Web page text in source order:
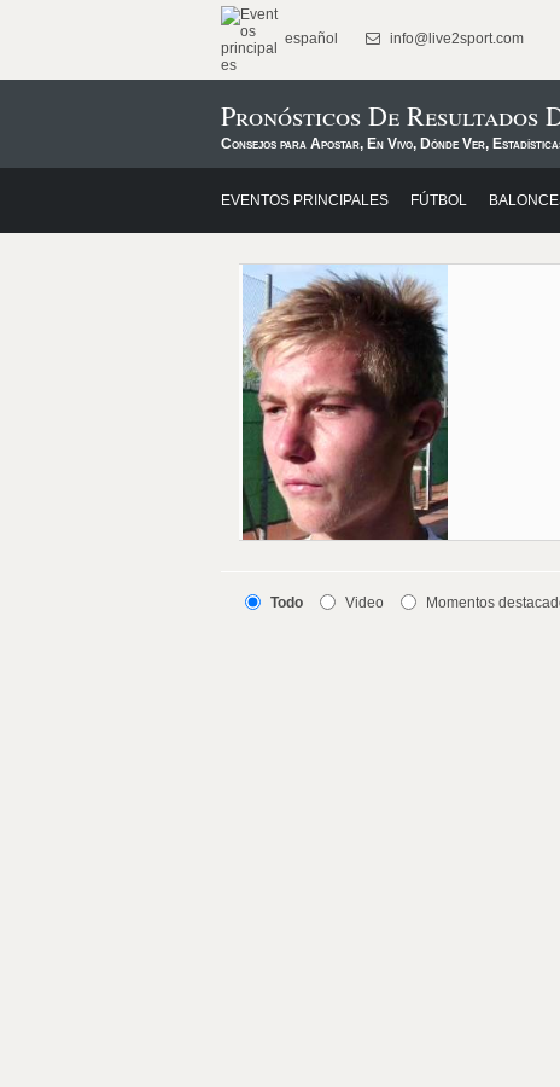
español info@live2sport.com
Pronósticos De Resultados
Consejos para Apostar, En Vivo, Dónde Ver,
EVENTOS PRINCIPALES FÚTBOL
Todo Video Momentos